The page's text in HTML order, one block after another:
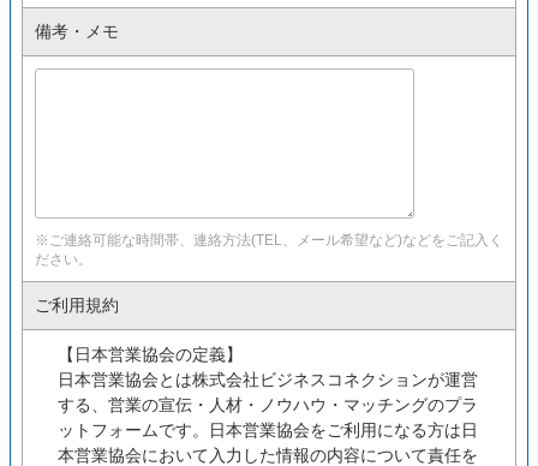
備考・メモ
※ご連絡可能な時間帯、連絡方法(TEL、メール希望など)などをご記入く
ださい。
ご利用規約
【日本営業協会の定義】
日本営業協会とは株式会社ビジネスコネクションが運営
する、営業の宣伝・人材・ノウハウ・マッチングのプラ
ットフォームです。日本営業協会をご利用になる方は日
本営業協会において入力した情報の内容について責任を